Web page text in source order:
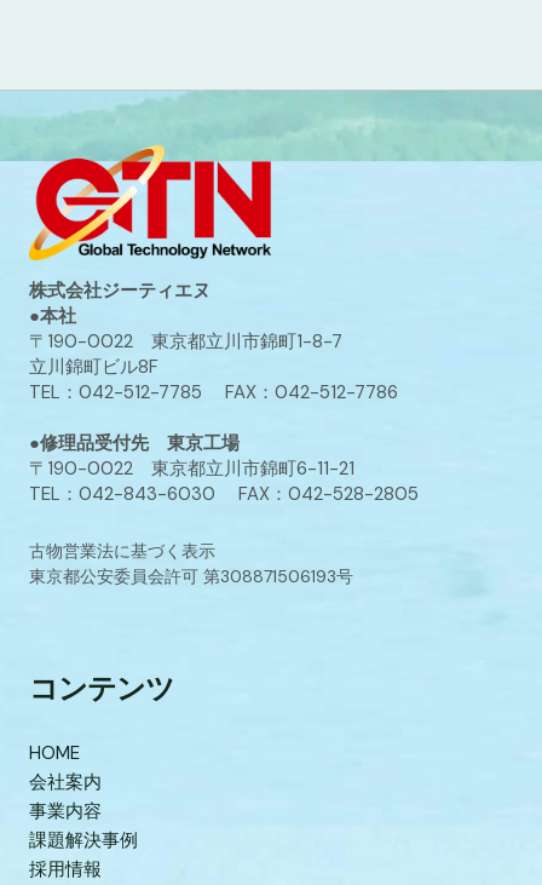
株式会社ジーティエヌ
●本社
〒190-0022 東京都立川市錦町1-8-7
立川錦町ビル8F
TEL：042-512-7785 FAX：042-512-7786
●修理品受付先 東京工場
〒190-0022 東京都立川市錦町6-11-21
TEL：042-843-6030 FAX：042-528-2805
古物営業法に基づく表示
東京都公安委員会許可 第308871506193号
コンテンツ
HOME
会社案内
事業内容
課題解決事例
採用情報